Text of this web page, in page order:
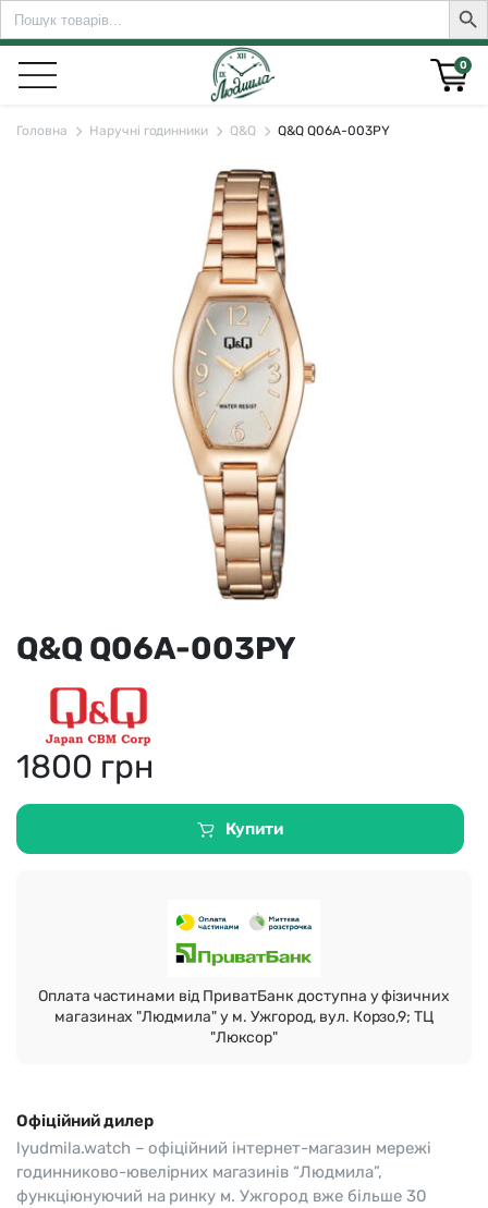
Search
for:
0
Головна Наручні годинники Q&Q Q&Q Q06A-003PY
Q&Q Q06A-003PY
1800 грн
Купити
Оплата частинами від ПриватБанк доступна у фізичних
магазинах "Людмила" у м. Ужгород, вул. Корзо,9; ТЦ
"Люксор"
Офіційний дилер
lyudmila.watch – офіційний інтернет-магазин мережі
годинниково-ювелірних магазинів “Людмила”,
функціюнуючий на ринку м. Ужгород вже більше 30